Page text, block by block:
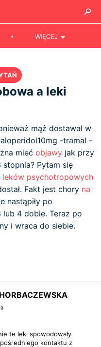
WIĘCEJ
a leki
mąż dostawał w
-tramal -
mieć objawy jak przy
Pytam się
leków psychotropowych
Fakt jest chory na
nastąpiły po
4 dobie. Teraz po
i wraca do siebie.
te leki spowodowały
kontaktu z